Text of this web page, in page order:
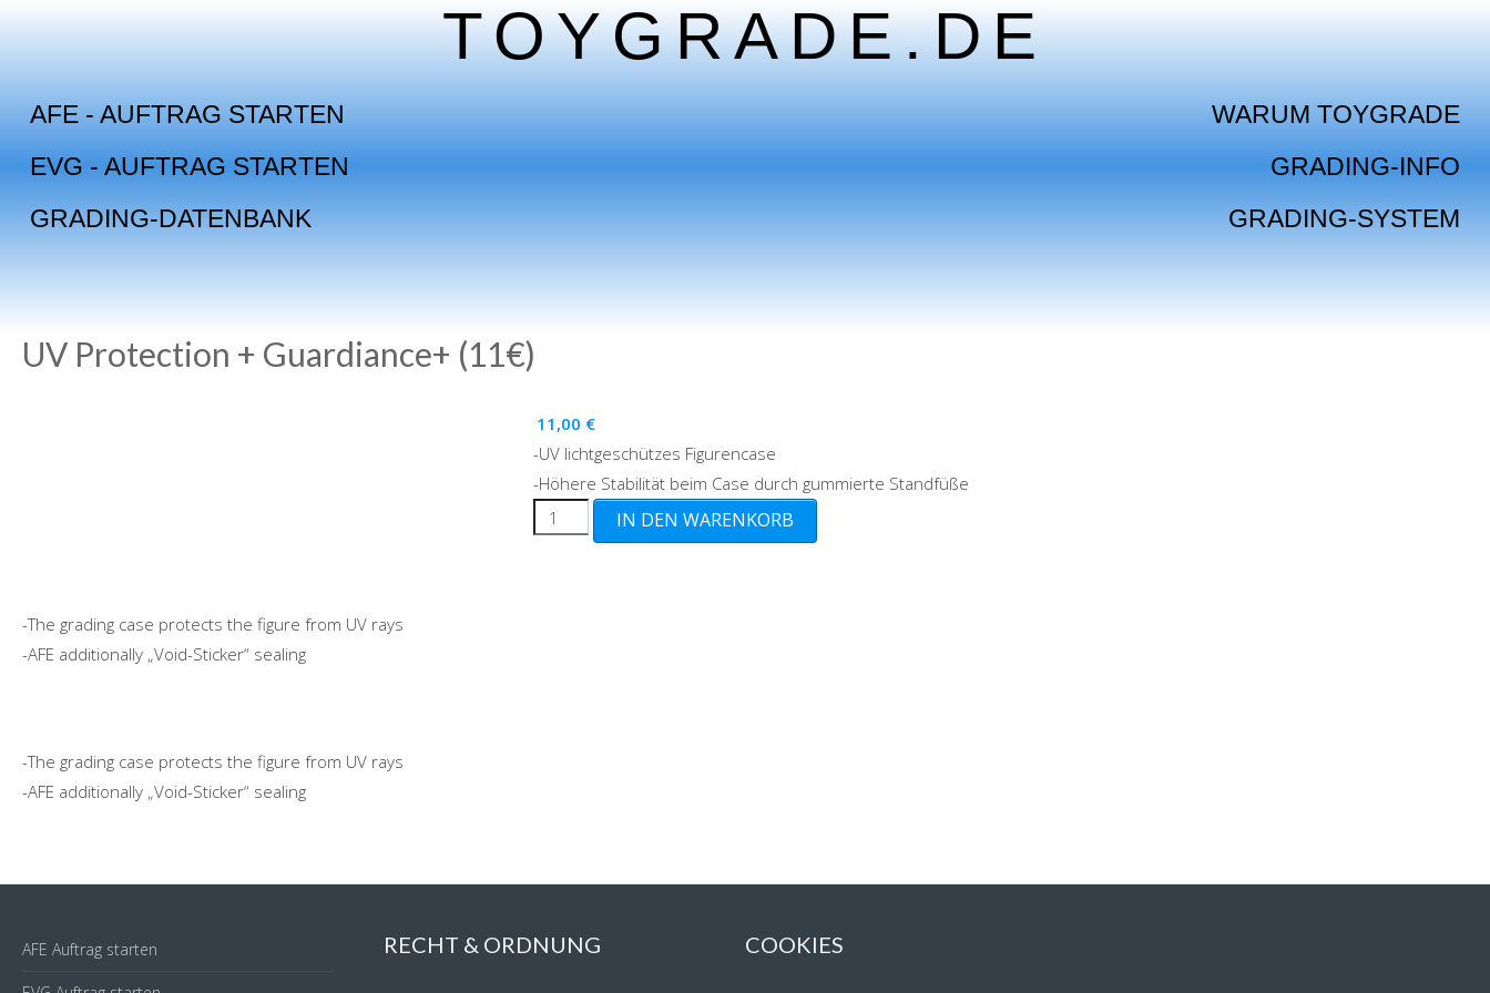
AFE - AUFTRAG STARTEN
EVG - AUFTRAG STARTEN
GRADING-DATENBANK
TOYGRADE.DE
WARUM TOYGRADE
GRADING-INFO
GRADING-SYSTEM
UV Protection + Guardiance+ (11€)
11,00 €
-UV lichtgeschützes Figurencase
-Höhere Stabilität beim Case durch gummierte Standfüße
UV
Protection
IN DEN WARENKORB
-The grading case protects the figure from UV rays
-AFE additionally „Void-Sticker“ sealing
-The grading case protects the figure from UV rays
-AFE additionally „Void-Sticker“ sealing
AFE Auftrag starten RECHT & ORDNUNG COOKIES